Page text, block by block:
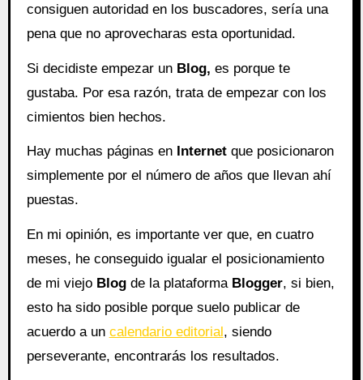
consiguen autoridad en los buscadores, sería una
pena que no aprovecharas esta oportunidad.
Si decidiste empezar unBlog, es porque te
gustaba. Por esa razón, trata de empezar con los
cimientos bien hechos.
Hay muchas páginas en Internetque posicionaron
simplemente por el número de años que llevan ahí
puestas.
En mi opinión, es importante ver que, en cuatro
meses, he conseguido igualar el posicionamiento
de mi viejo Blogde la plataforma Blogger, si bien,
esto ha sido posible porque suelo publicar de
acuerdo a un calendario editorial , siendo
perseverante, encontrarás los resultados.